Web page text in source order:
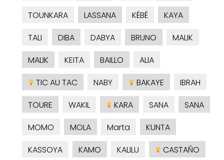
TOUNKARA
LASSANA KÉBÉ
KAYA
TALI
DIBA DABYA BRUNO
MALIK
MALIK
KEITA BAILLO
ALIA
TIC AU TAC
NABY BAKAYE
IBRAH
TOURE
WAKIL KARA SANA
SANA
MOMO
MOLA Marta
KUNTA
KASSOYA
KAMO KALILU
CASTAÑO